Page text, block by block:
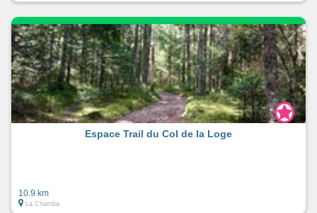
Espace Trail du Col de la Loge
10.9 km
La Chamba